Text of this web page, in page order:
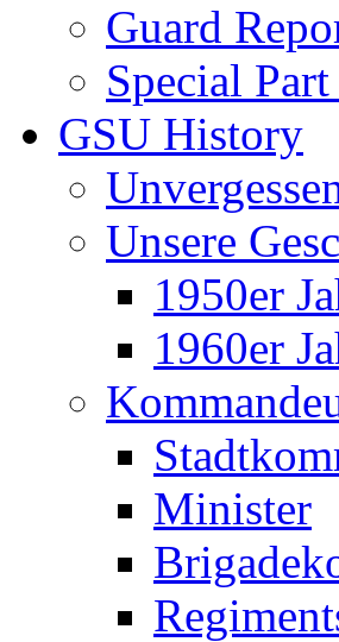
Guard
Special
GSU History
Unsere
1950er
1960er
Minister